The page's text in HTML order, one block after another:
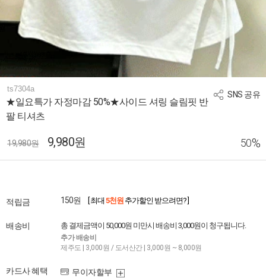
SNS 공유
ts7304a
★일요특가 자정마감 50%★사이드 셔링 슬림핏 반
팔 티셔츠
19,980원 9,980원 50%
적립금 150원 [ 최대 5천원 추가할인 받으려면? ]
배송비 총 결제금액이 50,000원 미만시 배송비 3,000원이 청구됩니다.
추가 배송비
제주도 | 3,000원 / 도서산간 | 3,000원 ~ 8,000원
카드사 혜택 무이자할부